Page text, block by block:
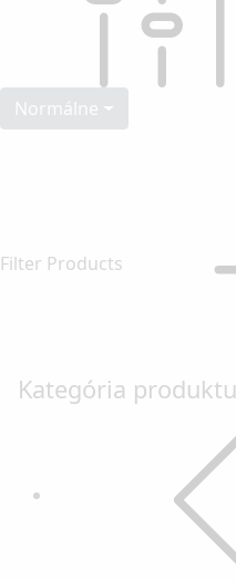
Normálne
Filter Products
Kategória produktu